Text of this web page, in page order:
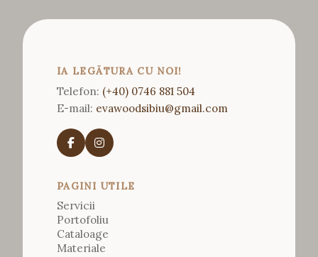
IA LEGĂTURA CU NOI!
Telefon: (+40) 0746 881 504
E-mail: evawoodsibiu@gmail.com
PAGINI UTILE
Servicii
Portofoliu
Cataloage
Materiale